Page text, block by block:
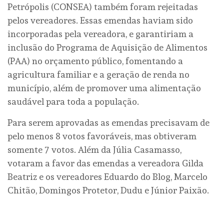
Petrópolis (CONSEA) também foram rejeitadas
pelos vereadores. Essas emendas haviam sido
incorporadas pela vereadora, e garantiriam a
inclusão do Programa de Aquisição de Alimentos
(PAA) no orçamento público, fomentando a
agricultura familiar e a geração de renda no
município, além de promover uma alimentação
saudável para toda a população.
Para serem aprovadas as emendas precisavam de
pelo menos 8 votos favoráveis, mas obtiveram
somente 7 votos. Além da Júlia Casamasso,
votaram a favor das emendas a vereadora Gilda
Beatriz e os vereadores Eduardo do Blog, Marcelo
Chitão, Domingos Protetor, Dudu e Júnior Paixão.